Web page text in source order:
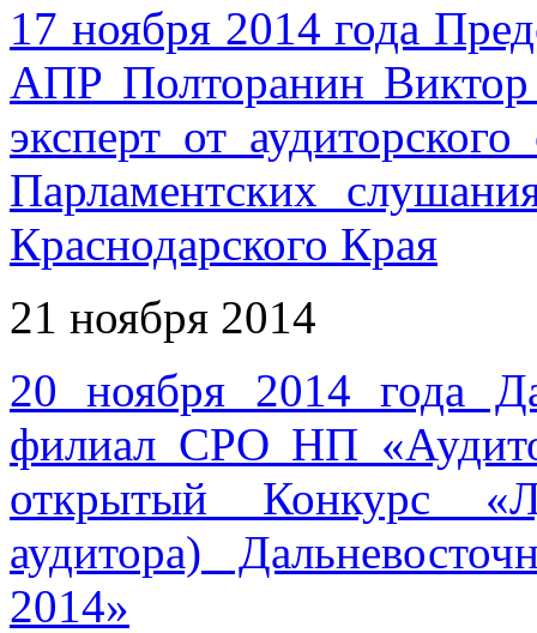
17 ноября 2014 года
АПР Полторанин Виктор
эксперт от
Парламентских
Краснодарского Края
21 ноября 2014
20 ноября 2014 года
филиал СРО НП
открытый Конкурс
аудитора)
2014»